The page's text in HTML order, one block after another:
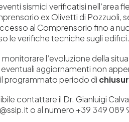
Posts
sismici verificatisi nell’area
ex Olivetti di Pozzuoli,
al Comprensorio fino a
le verifiche tecniche sugli edifici.
l’evoluzione della
aggiornamenti non
programmato periodo di
contattare il Dr. Gianluigi
o al numero +39 349 089